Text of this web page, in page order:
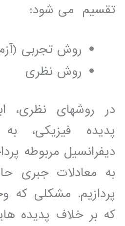
تقسيم می شود:
روش تجربی
روش نظری
در روشھای نظری،
پديده فيزيکی،
ديفرانسيل مربوطه
به معادلات جبری
پردازيم. مشکلی که
که بر خلاف پديده